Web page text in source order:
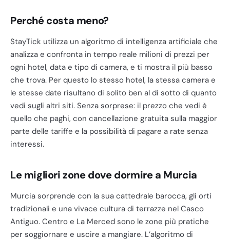
Perché costa meno?
StayTick utilizza un algoritmo di intelligenza artificiale che
analizza e confronta in tempo reale milioni di prezzi per
ogni hotel, data e tipo di camera, e ti mostra il più basso
che trova. Per questo lo stesso hotel, la stessa camera e
le stesse date risultano di solito ben al di sotto di quanto
vedi sugli altri siti. Senza sorprese: il prezzo che vedi è
quello che paghi, con cancellazione gratuita sulla maggior
parte delle tariffe e la possibilità di pagare a rate senza
interessi.
Le migliori zone dove dormire a Murcia
Murcia sorprende con la sua cattedrale barocca, gli orti
tradizionali e una vivace cultura di terrazze nel Casco
Antiguo. Centro e La Merced sono le zone più pratiche
per soggiornare e uscire a mangiare. L’algoritmo di